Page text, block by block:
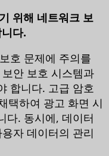
위해 네트워크 보
다.
호 문제에 주의를
안 보호 시스템과
합니다. 고급 암호
택하여 광고 화면 시
다. 동시에, 데이터
자 데이터의 관리